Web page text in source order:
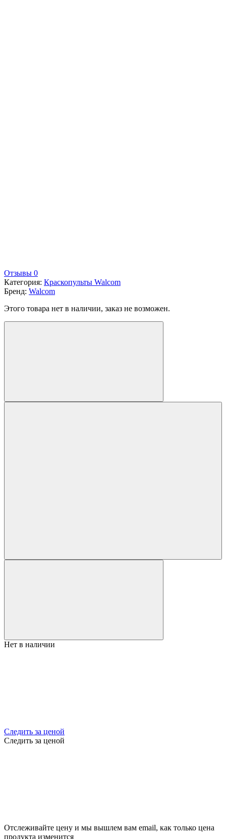
Отзывы 0
Категория: Краскопульты Walcom
Бренд: Walcom
Этого товара нет в наличии, заказ не возможен.
Нет в наличии
Следить за ценой
Следить за ценой
Отслеживайте цену и мы вышлем вам email, как только цена
продукта изменится